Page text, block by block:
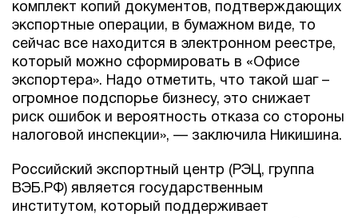
комплект копий документов, подтверждающих
экспортные операции, в бумажном виде, то
сейчас все находится в электронном реестре,
который можно сформировать в «Офисе
экспортера». Надо отметить, что такой шаг –
огромное подспорье бизнесу, это снижает
риск ошибок и вероятность отказа со стороны
налоговой инспекции», — заключила Никишина.
Российский экспортный центр (РЭЦ, группа
ВЭБ.РФ) является государственным
институтом, который поддерживает